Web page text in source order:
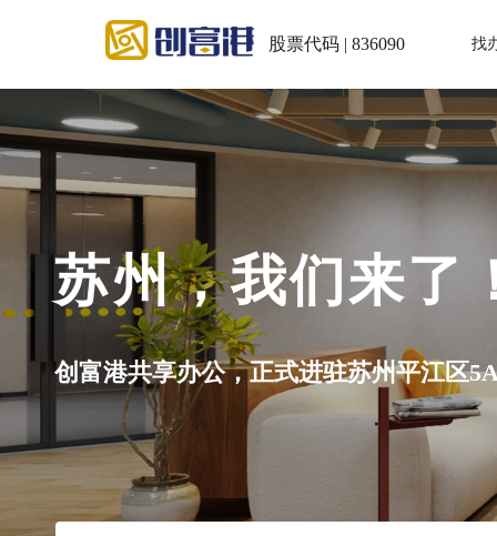
股票代码 | 836090 找
苏州，我们来了
创富港共享办公，正式进驻苏州平江区